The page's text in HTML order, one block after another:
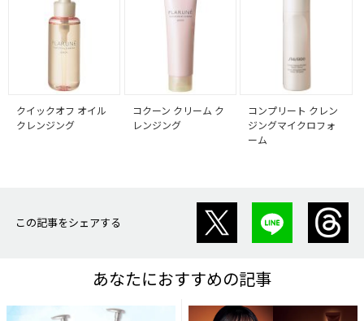
クイックオフ オイル
クレンジング
コクーン クリーム ク
レンジング
コンプリート クレン
ジングマイクロフォ
ーム
この記事をシェアする
あなたにおすすめの記事